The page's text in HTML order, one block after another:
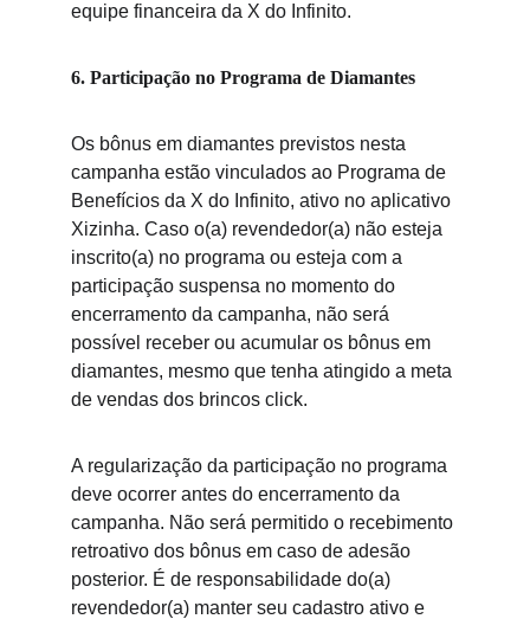
equipe financeira da X do Infinito.
6. Participação no Programa de Diamantes
Os bônus em diamantes previstos nesta
campanha estão vinculados ao Programa de
Benefícios da X do Infinito, ativo no aplicativo
Xizinha. Caso o(a) revendedor(a) não esteja
inscrito(a) no programa ou esteja com a
participação suspensa no momento do
encerramento da campanha, não será
possível receber ou acumular os bônus em
diamantes, mesmo que tenha atingido a meta
de vendas dos brincos click.
A regularização da participação no programa
deve ocorrer antes do encerramento da
campanha. Não será permitido o recebimento
retroativo dos bônus em caso de adesão
posterior. É de responsabilidade do(a)
revendedor(a) manter seu cadastro ativo e